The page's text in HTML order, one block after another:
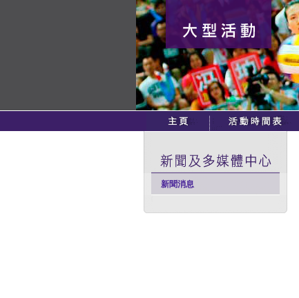
新聞消息